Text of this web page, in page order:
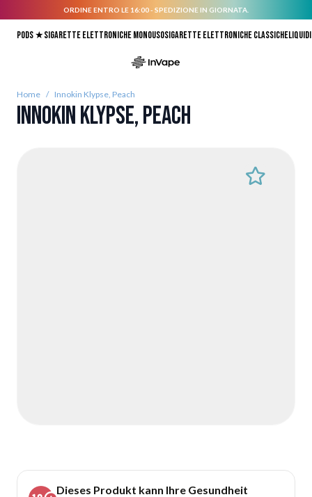
ORDINE ENTRO LE 16:00 - SPEDIZIONE IN GIORNATA.
Pods ★Sigarette elettroniche monousoSigarette elettroniche classiche
Home / Innokin Klypse, Peach
Innokin Klypse, Peach
Dieses Produkt kann Ihre Gesundheit